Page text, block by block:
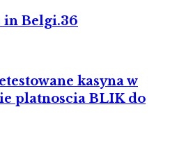
in Belgi.36
kasyna w
platnoscia BLIK do